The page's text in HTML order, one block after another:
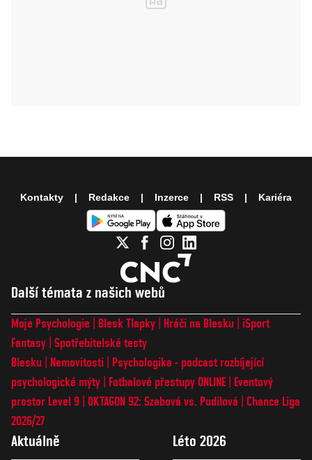
Další témata z našich webů
Moje Psychologie Blesk Tlapky Hráči na Blesku
iSport
Fantasy Spotřebitelské testy
Blesku
Nemovitosti
Psychologika - podcast rozbíjející
psychologické mýty
Fotbalové přestupy ONLINE
Eventový
prostor Level 9 OKTAGON 92: Szabová vs. Pudilová
Chance Liga
2026/27
Aktuálně Léto 2026
Kontakty Redakce Inzerce RSS Kariéra